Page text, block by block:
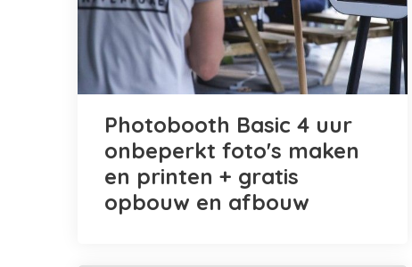
Photobooth Basic 4 uur
onbeperkt foto's maken
en printen + gratis
opbouw en afbouw